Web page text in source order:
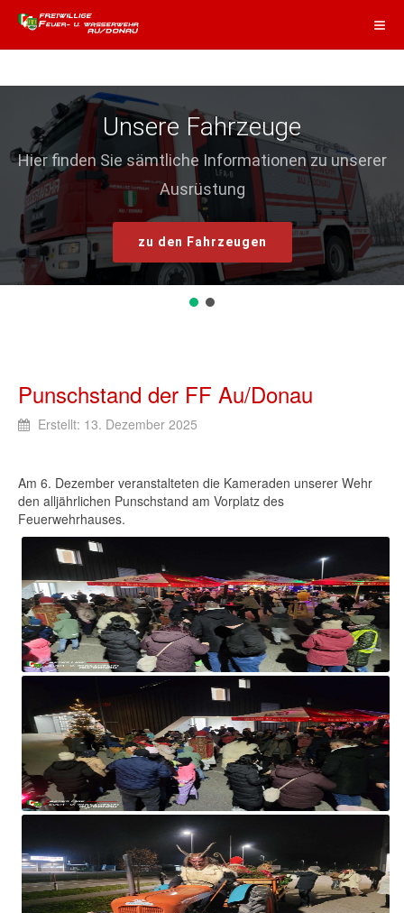
Unsere Fahrzeuge
Hier finden Sie sämtliche Informationen zu unserer
Ausrüstung
zu den Fahrzeugen
Punschstand der FF Au/Donau
Erstellt: 13. Dezember 2025
Am 6. Dezember veranstalteten die Kameraden unserer Wehr
den alljährlichen Punschstand am Vorplatz des
Feuerwehrhauses.